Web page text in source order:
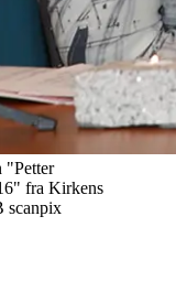
"Petter
fra Kirkens
scanpix